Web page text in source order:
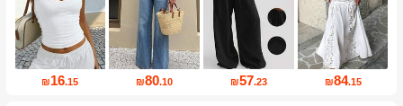
₪84.15
₪57.23
₪80.10
₪16.15